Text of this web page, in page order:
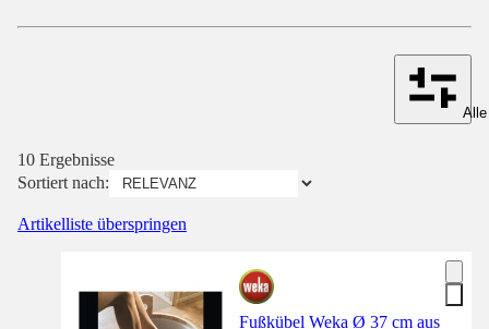
10 Ergebnisse
Sortiert nach:
Artikelliste überspringen
Fußkübel Weka Ø 37 cm aus